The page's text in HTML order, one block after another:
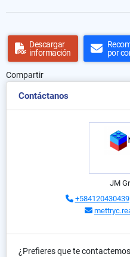
Descargar
información
por
Compartir
Contáctanos
JM
+584120430439
¿Prefieres que te